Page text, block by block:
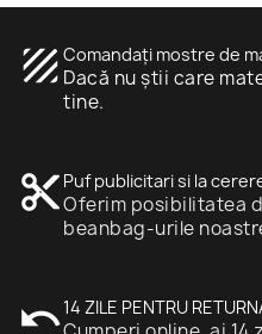
texture Comandați mostre de
Dacă nu știi care
tine.
content_cut Puf publicitari si la
Oferim posibilitatea
beanbag-urile
undo14 ZILE PENTRU